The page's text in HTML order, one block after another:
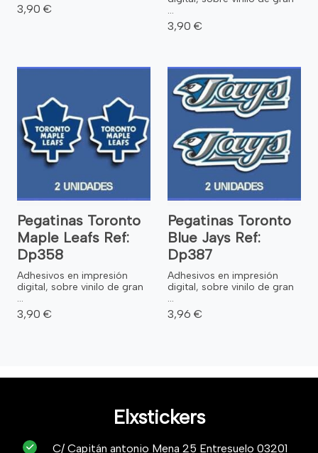
3,90 €
...
3,90 €
Pegatinas Toronto
Maple Leafs Ref:
Dp358
Adhesivos en impresión
digital, sobre vinilo de gran
...
3,90 €
Pegatinas Toronto
Blue Jays Ref:
Dp387
Adhesivos en impresión
digital, sobre vinilo de gran
...
3,96 €
Elxstickers
C/ Capitán antonio Mena 25 Entresuelo 03201